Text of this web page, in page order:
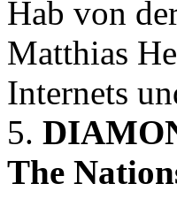
Hab von
Matthias
Internets
5.
The